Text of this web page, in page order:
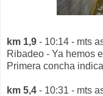
km 1,9 - 10:14 - mts
Ribadeo - Ya hemos
Primera concha
km 5,4 - 10:31 - mts